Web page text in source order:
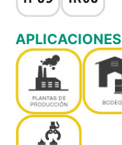
APLICACIONES